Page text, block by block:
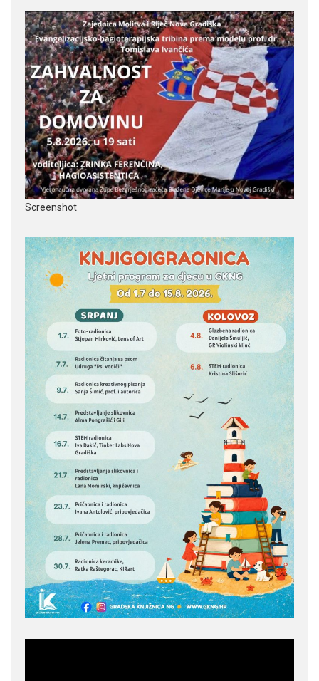
Screenshot